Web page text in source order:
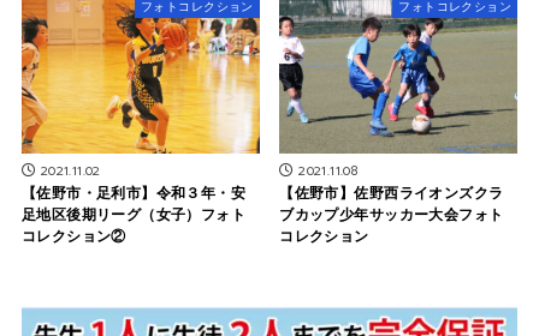
フォトコレクション
2021.11.02
【佐野市・足利市】令和３年・安
足地区後期リーグ（女子）フォト
コレクション②
フォトコレクション
2021.11.08
【佐野市】佐野西ライオンズクラ
ブカップ少年サッカー大会フォト
コレクション